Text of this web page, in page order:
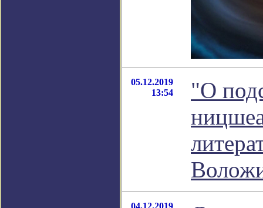
05.12.2019
13:54
"О